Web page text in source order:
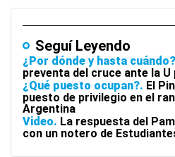
Seguí Leyendo
¿Por dónde y hasta cuándo?
preventa del cruce ante la
¿Qué puesto ocupan? El
puesto de privilegio en el
Argentina
Video La respuesta del
con un notero de